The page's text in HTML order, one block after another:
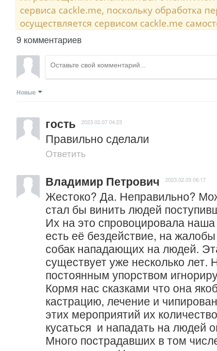
сервиса cackle.me, поскольку обработка
осуществляется сервисом cackle.me
9 комментариев
Новые
гость 2023.02.07 04:23
Правильно сделали
Ответить
Владимир Петрович 2023.02.03 06:17
Жестоко? Да. Неправильно?
стал бы винить людей
Их на это спровоцировала
есть её бездействие, на
собак нападающих на людей.
существует уже несколько лет.
постоянным упорством
Кормя нас сказками что она
кастрацию, лечение и
этих мероприятий их
кусаться  и нападать на людей
Много пострадавших в том